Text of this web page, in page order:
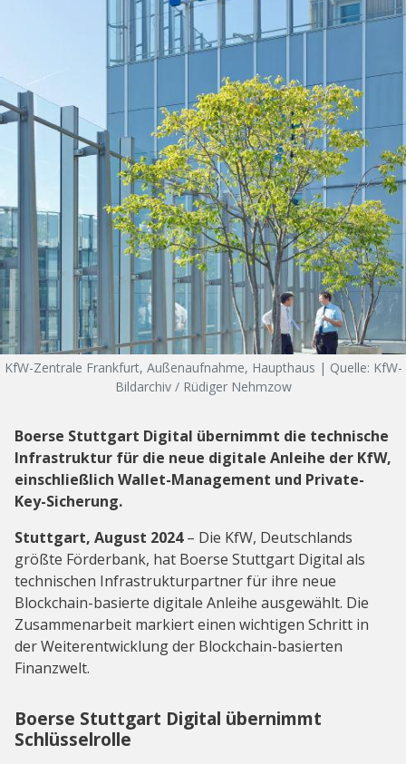
KfW-Zentrale Frankfurt, Außenaufnahme, Haupthaus | Quelle: KfW-
Bildarchiv / Rüdiger Nehmzow
Boerse Stuttgart Digital übernimmt die technische
Infrastruktur für die neue digitale Anleihe der KfW,
einschließlich Wallet-Management und Private-
Key-Sicherung.
Stuttgart, August 2024– Die KfW, Deutschlands
größte Förderbank, hat Boerse Stuttgart Digital als
technischen Infrastrukturpartner für ihre neue
Blockchain-basierte digitale Anleihe ausgewählt. Die
Zusammenarbeit markiert einen wichtigen Schritt in
der Weiterentwicklung der Blockchain-basierten
Finanzwelt.
Boerse Stuttgart Digital übernimmt
Schlüsselrolle